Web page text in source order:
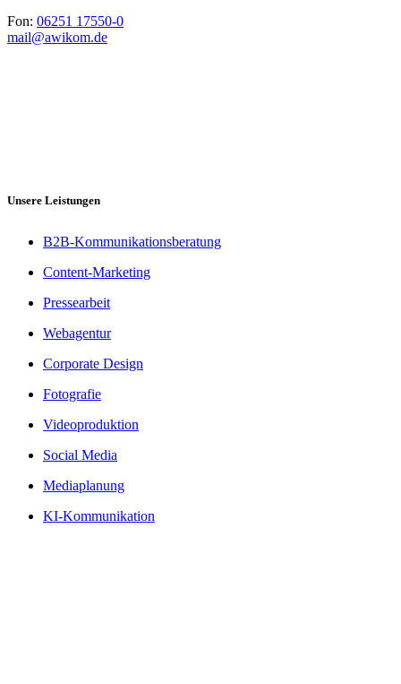
Fon: 06251 17550-0
mail@awikom.de
Unsere Leistungen
B2B-Kommunikationsberatung
Content-Marketing
Pressearbeit
Webagentur
Corporate Design
Fotografie
Videoproduktion
Social Media
Mediaplanung
KI-Kommunikation